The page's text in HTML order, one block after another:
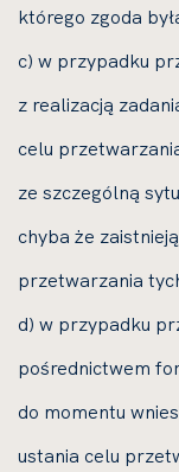
którego zgoda
c) w przypadku
z realizacją
celu
ze szczególną
chyba że
przetwarzania
d) w przypadku
pośrednictwem
do momentu
ustania celu